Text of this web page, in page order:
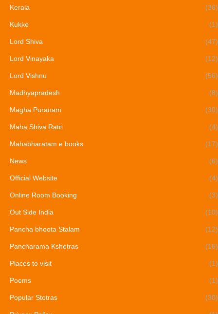
Kerala (36)
Kukke (1)
Lord Shiva (47)
Lord Vinayaka (12)
Lord Vishnu (56)
Madhyapradesh (8)
Magha Puranam (30)
Maha Shiva Ratri (4)
Mahabharatam e books (17)
News (6)
Official Website (4)
Online Room Booking (3)
Out Side India (10)
Pancha bhoota Stalam (12)
Pancharama Kshetras (16)
Places to visit (1)
Poems (1)
Popular Stotras (30)